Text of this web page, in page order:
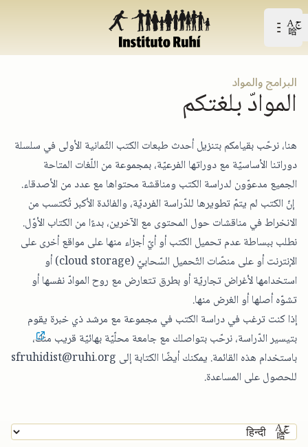
افتح القائمة الرّئيسيّة
Open user menu
البرامج والمواد
الموادّ بلغتكم
هنا، نرحّب بقيامكم بتنزيل أحدث طبعات الكتب الثّمانية الأولى في سلسلة
دوراتنا الأساسيّة مع دوراتها الفرعيّة، بمجموعة من اللّغات المتاحة
الجميع مدعوّون لدراسة الكتب ومناقشة محتواها مع عدد من الأصدقاء.
إنّ الكتب لم يتمّ تطويرها للدّراسة الفرديّة، والفائدة الأكبر تُكتسب من
الانخراط في مناقشات حول المحتوى مع الآخرين، بدءًا من الكتاب الأوّل.
نطلب ببساطة عدم تحميل الكتب أو أيّ أجزاء منها على مواقع أخرى على
الإنترنت أو على منصّات التّحميل السّحابيّ (cloud storage) أو
استخدامها لأغراض تجاريّة أو بطرق تتعارض مع روح الموادّ نفسها أو
تشوّه أصلها أو الغرض منها.
إذا كنت ترغب في دراسة الكتب في مجموعة مع مرشد ذي خبرة يقوم
بتيسير الدّراسة،نرحّب بتواصلك مع جامعة محلّيّة بهائيّة قريب منك،
باستخدام هذه القائمة. يمكنك أيضًا الكتابة إلى sfruhidist@ruhi.org
للحصول على المساعدة.